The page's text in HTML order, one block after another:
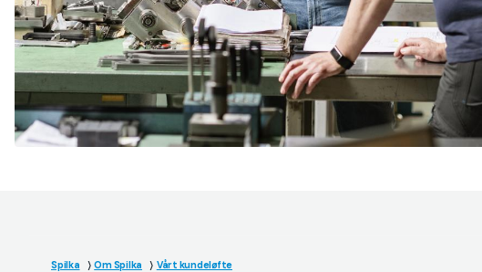
Spilka Om Spilka Vårt kundeløfte